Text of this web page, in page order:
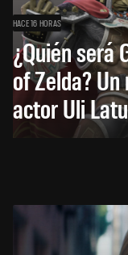
HACE 16 HORAS
¿Quién será
of Zelda?
actor Uli